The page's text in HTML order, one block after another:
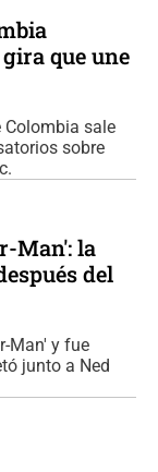
que une
Colombia sale
sobre
Man': la
del
Man' y fue
junto a Ned